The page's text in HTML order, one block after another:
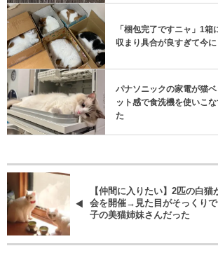
「梱包完了ですニャ」1
収まり具合が良すぎて今
パナソニックの家電が猫
ット感で食洗機を使いこ
た
【仲間に入りたい】2匹の白
会を開催→見た目がそっくり
子の美猫姉妹さんだった